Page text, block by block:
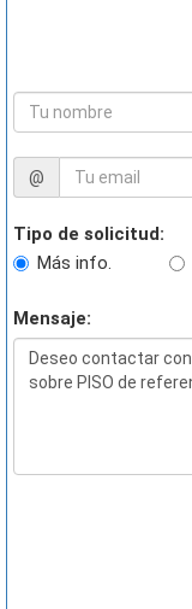
@
Tipo de solicitud:
Más info.
Mensaje: